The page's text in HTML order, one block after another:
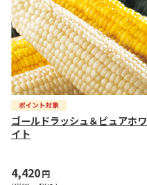
ゴールドラッシュ＆ピュアホワ
イト
4,420円